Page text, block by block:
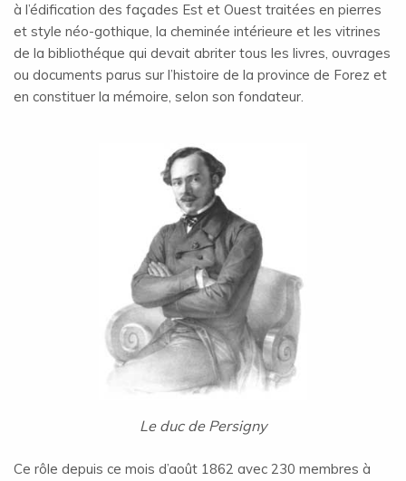
à l’édification des façades Est et Ouest traitées en pierres
et style néo-gothique, la cheminée intérieure et les vitrines
de la bibliothéque qui devait abriter tous les livres, ouvrages
ou documents parus sur l’histoire de la province de Forez et
en constituer la mémoire, selon son fondateur.
Le duc de Persigny
Ce rôle depuis ce mois d’août 1862 avec 230 membres à